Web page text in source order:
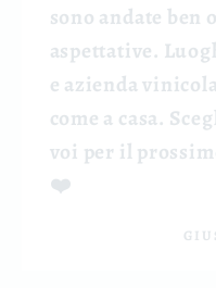
sono andate ben
aspettative.
e azienda
come a casa.
voi per il
❤️